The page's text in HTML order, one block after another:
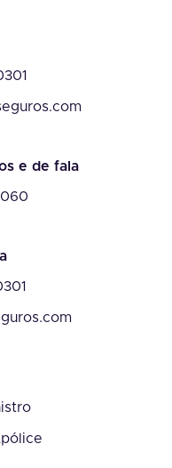
e de fala